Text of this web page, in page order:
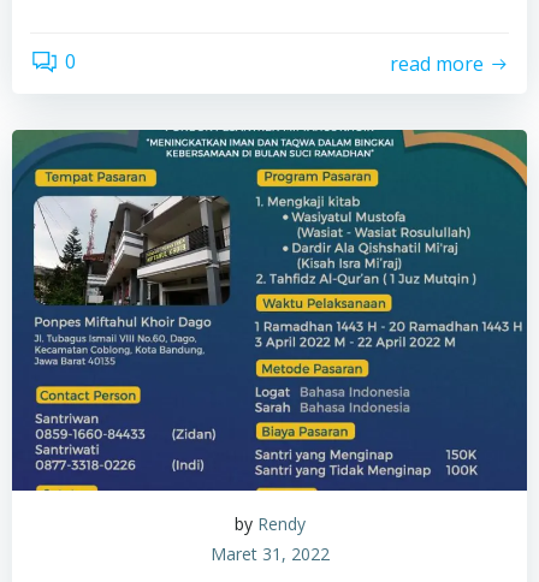
0 read more
by Rendy
Maret 31, 2022